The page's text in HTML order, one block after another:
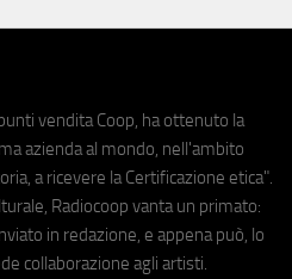
vendita Coop, ha ottenuto la
azienda al mondo, nell'ambito
a ricevere la Certificazione etica".
Radiocoop vanta un primato:
in redazione, e appena può, lo
collaborazione agli artisti.